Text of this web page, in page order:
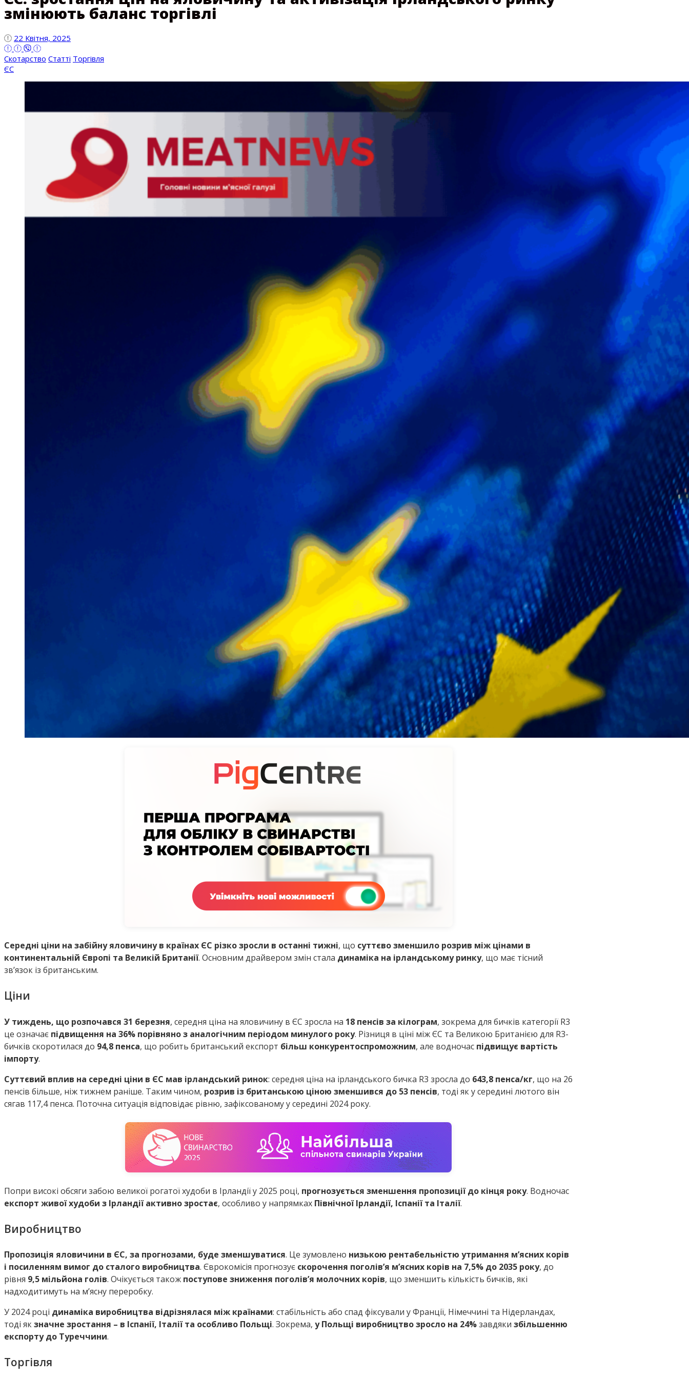
змінюють баланс торгівлі
22 Квітня, 2025
Скотарство Статті Торгівля
ЄС
Середні ціни на забійну яловичину в країнах ЄС різко зросли в останні тижні, що суттєво зменшило розрив між цінами в
континентальній Європі та Великій Британії. Основним драйвером змін стала динаміка на ірландському ринку, що має тісний
зв’язок із британським.
Ціни
У тиждень, що розпочався 31 березня, середня ціна на яловичину в ЄС зросла на 18 пенсів за кілограм, зокрема для бичків категорії R3
це означає підвищення на 36% порівняно з аналогічним періодом минулого року. Різниця в ціні між ЄС та Великою Британією для R3-
бичків скоротилася до 94,8 пенса, що робить британський експорт більш конкурентоспроможним, але водночас підвищує вартість
імпорту.
Суттєвий вплив на середні ціни в ЄС мав ірландський ринок: середня ціна на ірландського бичка R3 зросла до 643,8 пенса/кг, що на 26
пенсів більше, ніж тижнем раніше. Таким чином, розрив із британською ціною зменшився до 53 пенсів, тоді як у середині лютого він
сягав 117,4 пенса. Поточна ситуація відповідає рівню, зафіксованому у середині 2024 року.
Попри високі обсяги забою великої рогатої худоби в Ірландії у 2025 році, прогнозується зменшення пропозиції до кінця року. Водночас
експорт живої худоби з Ірландії активно зростає, особливо у напрямках Північної Ірландії, Іспанії та Італії.
Виробництво
Пропозиція яловичини в ЄС, за прогнозами, буде зменшуватися. Це зумовлено низькою рентабельністю утримання м’ясних корів
і посиленням вимог до сталого виробництва. Єврокомісія прогнозує скорочення поголів’я м’ясних корів на 7,5% до 2035 року, до
рівня 9,5 мільйона голів. Очікується також поступове зниження поголів’я молочних корів, що зменшить кількість бичків, які
надходитимуть на м’ясну переробку.
У 2024 році динаміка виробництва відрізнялася між країнами: стабільність або спад фіксували у Франції, Німеччині та Нідерландах,
тоді якзначне зростання – в Іспанії, Італії та особливо Польщі. Зокрема, у Польщі виробництво зросло на 24%завдяки збільшенню
експорту до Туреччини.
Торгівля